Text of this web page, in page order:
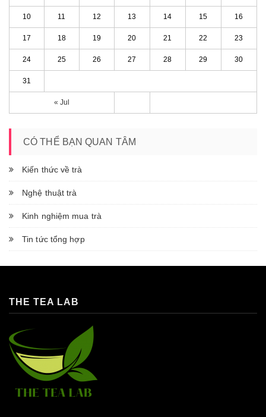
« Jul
10 11 12 13 14 15 16
17 18 19 20 21 22 23
24 25 26 27 28 29 30
31
CÓ THỂ BẠN QUAN TÂM
Kiến thức về trà
Nghệ thuật trà
Kinh nghiệm mua trà
Tin tức tổng hợp
THE TEA LAB